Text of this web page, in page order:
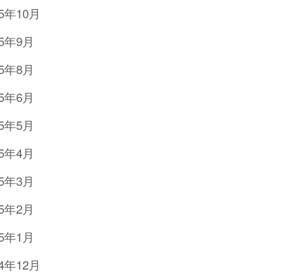
年10月
年9月
年8月
年6月
年5月
年4月
年3月
年2月
年1月
年12月